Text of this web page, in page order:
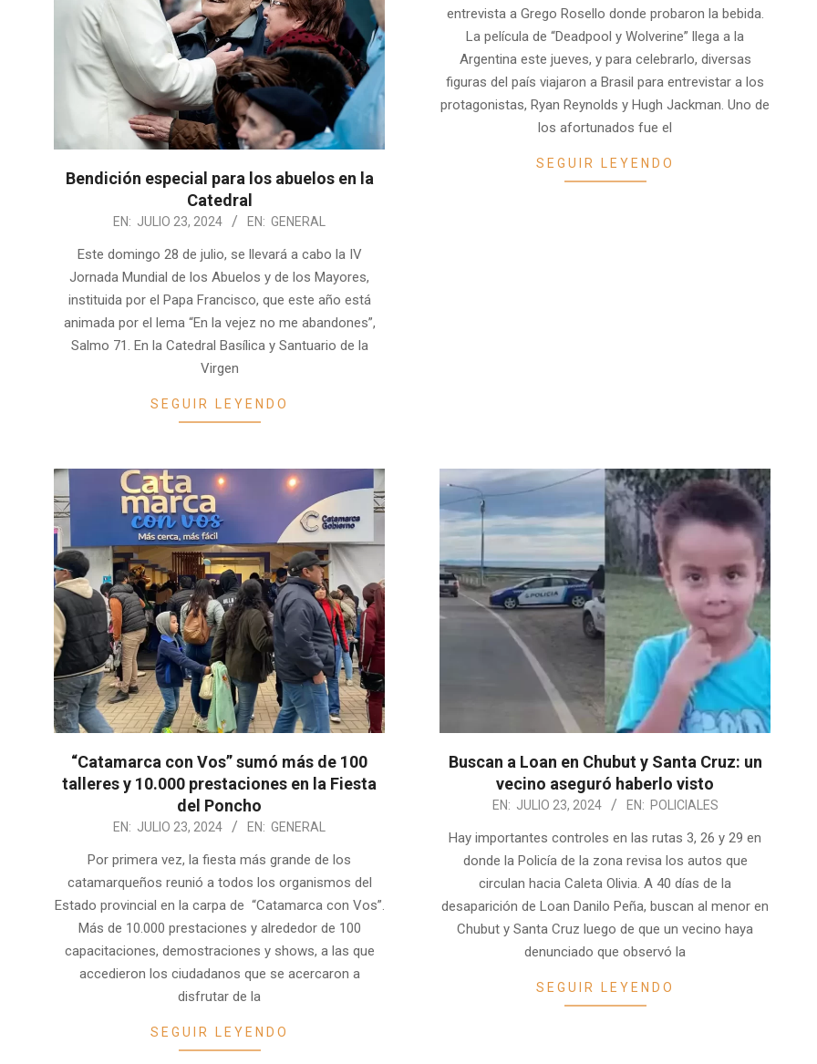
Bendición especial para los abuelos en la
Catedral
EN: JULIO 23, 2024 EN: GENERAL
Este domingo 28 de julio, se llevará a cabo la IV
Jornada Mundial de los Abuelos y de los Mayores,
instituida por el Papa Francisco, que este año está
animada por el lema “En la vejez no me abandones”,
Salmo 71. En la Catedral Basílica y Santuario de la
Virgen
SEGUIR LEYENDO
entrevista a Grego Rosello donde probaron la bebida.
La película de “Deadpool y Wolverine” llega a la
Argentina este jueves, y para celebrarlo, diversas
figuras del país viajaron a Brasil para entrevistar a los
protagonistas, Ryan Reynolds y Hugh Jackman. Uno de
los afortunados fue el
SEGUIR LEYENDO
“Catamarca con Vos” sumó más de 100
talleres y 10.000 prestaciones en la Fiesta
del Poncho
EN: JULIO 23, 2024 EN: GENERAL
Por primera vez, la fiesta más grande de los
catamarqueños reunió a todos los organismos del
Estado provincial en la carpa de “Catamarca con Vos”.
Más de 10.000 prestaciones y alrededor de 100
capacitaciones, demostraciones y shows, a las que
accedieron los ciudadanos que se acercaron a
disfrutar de la
SEGUIR LEYENDO
Buscan a Loan en Chubut y Santa Cruz: un
vecino aseguró haberlo visto
EN: JULIO 23, 2024 EN: POLICIALES
Hay importantes controles en las rutas 3, 26 y 29 en
donde la Policía de la zona revisa los autos que
circulan hacia Caleta Olivia. A 40 días de la
desaparición de Loan Danilo Peña, buscan al menor en
Chubut y Santa Cruz luego de que un vecino haya
denunciado que observó la
SEGUIR LEYENDO